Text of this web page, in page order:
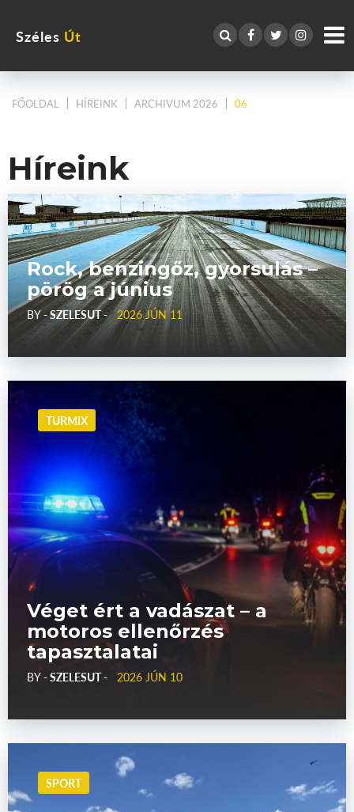
Széles Út
FŐOLDAL HÍREINK ARCHIVUM 2026 06
Híreink
Rock, benzingőz, gyorsulás –
pörög a június
BY- SZELESUT - 2026 JÚN 11
TURMIX
Véget ért a vadászat – a
motoros ellenőrzés
tapasztalatai
BY- SZELESUT - 2026 JÚN 10
SPORT